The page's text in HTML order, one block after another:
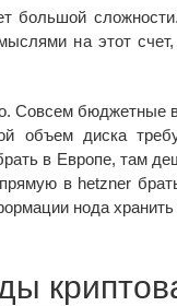
большой
на этот
бюджетные
объем диска
в Европе, там
в hetzner
нода